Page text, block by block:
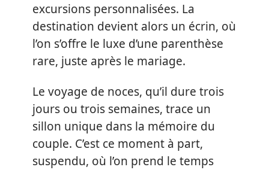
excursions personnalisées. La
destination devient alors un écrin, où
l’on s’offre le luxe d’une parenthèse
rare, juste après le mariage.
Le voyage de noces, qu’il dure trois
jours ou trois semaines, trace un
sillon unique dans la mémoire du
couple. C’est ce moment à part,
suspendu, où l’on prend le temps